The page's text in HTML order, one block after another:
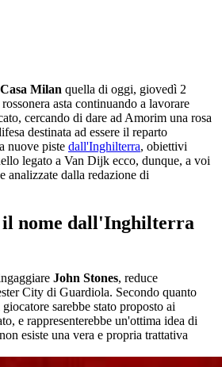
Casa Milan quella di oggi, giovedì 2
asta continuando a lavorare
cercando di dare ad Amorim una rosa
destinata ad essere il reparto
nuove piste dall'Inghilterra, obiettivi
legato a Van Dijk ecco, dunque, a voi
analizzate dalla redazione di
il nome dall'Inghilterra
John Stones, reduce
City di Guardiola. Secondo quanto
sarebbe stato proposto ai
e rappresenterebbe un'ottima idea di
esiste una vera e propria trattativa